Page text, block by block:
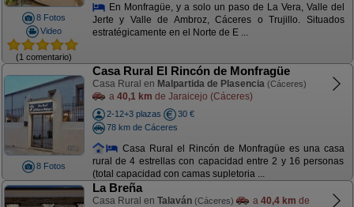
8 Fotos
Video
(1 comentario)
En Monfragüe, y a solo un paso de La Vera, Valle del
Jerte y Valle de Ambroz, Cáceres o Trujillo. Situados
estratégicamente en el Norte de E ...
8 Fotos
Casa Rural El Rincón de Monfragüe
Casa Rural en Malpartida de Plasencia (Cáceres)
a 40,1 km de Jaraicejo (Cáceres)
2-12+3 plazas
30 €
78 km de Cáceres
Casa Rural el Rincón de Monfragüe es una casa
rural de 4 estrellas con capacidad entre 2 y 16 personas
(total capacidad con camas supletoria ...
La Breña
Casa Rural en Talaván (Cáceres) a 40,4 km de